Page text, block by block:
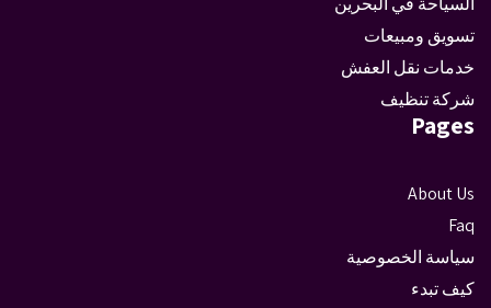
تسويق ومبيعات
خدمات نقل العفش
شركة تنظيف
Pages
About Us
Faq
سياسة الخصوصية
كيف تبدء